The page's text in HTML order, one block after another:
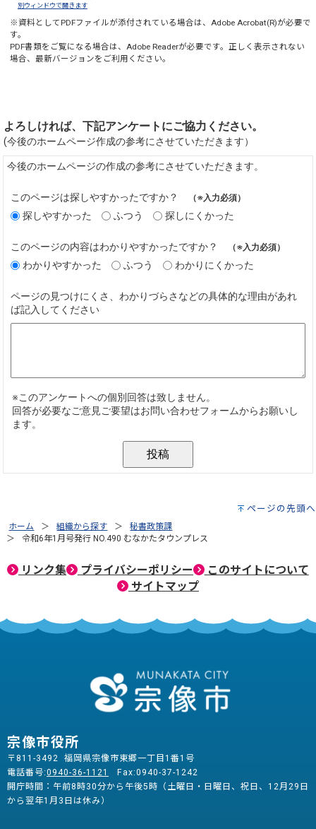
別ウィンドウで開きます
※資料としてPDFファイルが添付されている場合は、 Adobe Acrobat(R)が必要で
す。
PDF書類をご覧になる場合は、 Adobe Readerが必要です。正しく表示されない
場合、最新バージョンをご利用ください。
ページの先頭へ
ホーム 組織から探す
秘書政策課
令和6年1月号発行 NO.490 むなかたタウンプレス
リンク集 プライバシーポリシー
このサイトについて
サイトマップ
宗像市役所
〒811-3492 福岡県宗像市東郷一丁目1番1号
電話番号:0940-36-1121
Fax:0940-37-1242
開庁時間：午前8時30分から午後5時（土曜日・日曜日、祝日、12月29日
から翌年1月3日は休み）